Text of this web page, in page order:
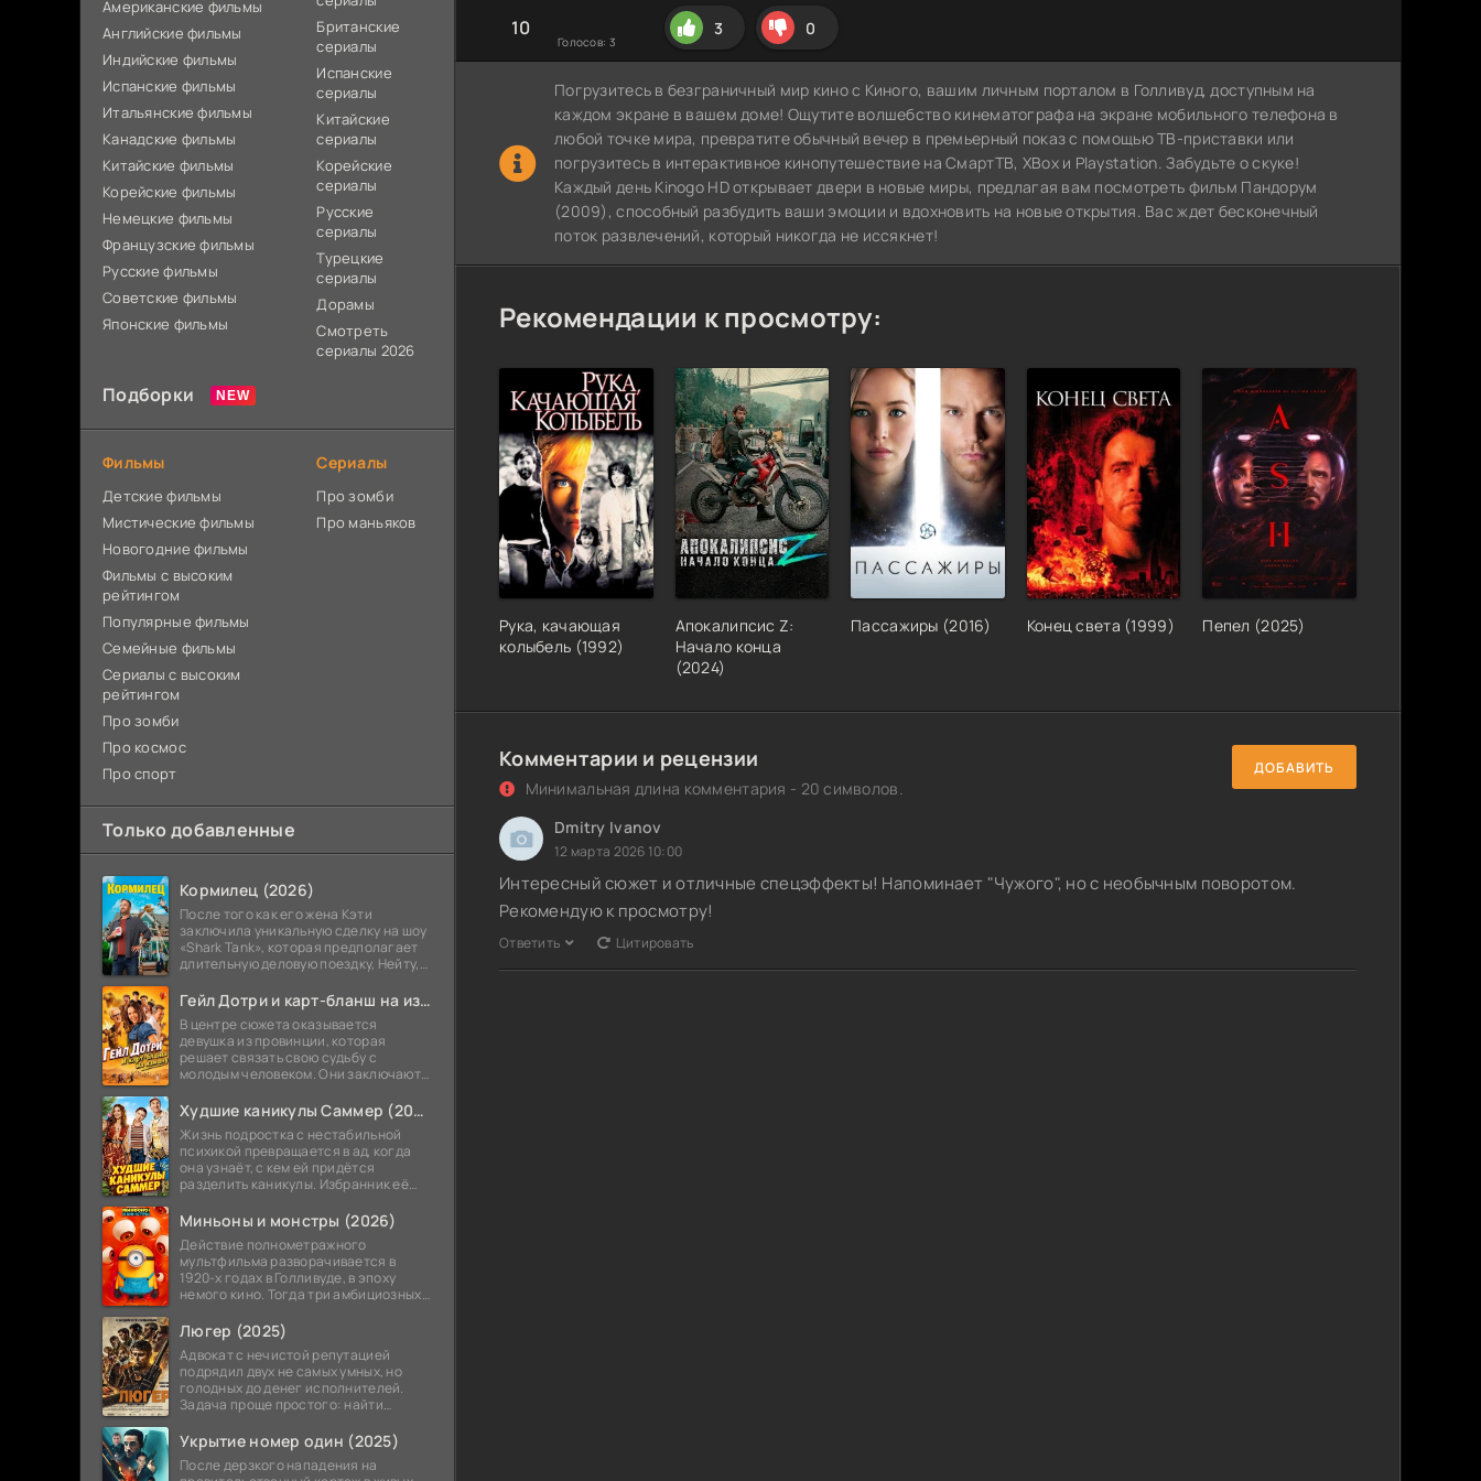
10
Голосов: 3
3 0
Погрузитесь в безграничный мир кино с Киного, вашим личным порталом в Голливуд, доступным на
каждом экране в вашем доме! Ощутите волшебство кинематографа на экране мобильного телефона в
любой точке мира, превратите обычный вечер в премьерный показ с помощью ТВ-приставки или
погрузитесь в интерактивное кинопутешествие на СмартТВ, XBox и Playstation. Забудьте о скуке!
Каждый день Kinogo HD открывает двери в новые миры, предлагая вам посмотреть фильм Пандорум
(2009), способный разбудить ваши эмоции и вдохновить на новые открытия. Вас ждет бесконечный
поток развлечений, который никогда не иссякнет!
Рекомендации к просмотру:
Рука, качающая
колыбель (1992)
Апокалипсис Z:
Начало конца
(2024)
Пассажиры (2016) Конец света (1999) Пепел (2025)
Комментарии и рецензии
Минимальная длина комментария - 20 символов.
ДОБАВИТЬ
Dmitry Ivanov
12 марта 2026 10:00
Интересный сюжет и отличные спецэффекты! Напоминает "Чужого", но с необычным поворотом.
Рекомендую к просмотру!
Ответить Цитировать
Американские фильмы
Английские фильмы
Индийские фильмы
Испанские фильмы
Итальянские фильмы
Канадские фильмы
Китайские фильмы
Корейские фильмы
Немецкие фильмы
Французские фильмы
Русские фильмы
Советские фильмы
Японские фильмы
Британские
сериалы
Испанские
сериалы
Китайские
сериалы
Корейские
сериалы
Русские
сериалы
Турецкие
сериалы
Дорамы
Смотреть
сериалы 2026
Подборки
Фильмы
Детские фильмы
Мистические фильмы
Новогодние фильмы
Фильмы с высоким
рейтингом
Популярные фильмы
Семейные фильмы
Сериалы с высоким
рейтингом
Про зомби
Про космос
Про спорт
Сериалы
Про зомби
Про маньяков
Только добавленные
Кормилец (2026)
После того как его жена Кэти
заключила уникальную сделку на шоу
«Shark Tank», которая предполагает
длительную деловую поездку, Нейту,
теперь приходится впервые стать
Гейл Дотри и карт-бланш на измену (2026)
В центре сюжета оказывается
девушка из провинции, которая
решает связать свою судьбу с
молодым человеком. Они заключают
позволяющее ему в любой момент
получить от нее прощение
Худшие каникулы Саммер (2026)
Жизнь подростка с нестабильной
психикой превращается в ад, когда
она узнаёт, с кем ей придётся
разделить каникулы. Избранник её
же учитель, а точнее завуч школы.
Миньоны и монстры (2026)
Действие полнометражного
мультфильма разворачивается в
1920-х годах в Голливуде, в эпоху
немого кино. Тогда три амбициозных
снять собственный блокбастер о
монстрах.
Люгер (2025)
Адвокат с нечистой репутацией
подрядил двух не самых умных, но
голодных до денег исполнителей.
Задача проще простого: найти
потирают руки — это же лёгкие бабки!
Укрытие номер один (2025)
После дерзкого нападения на